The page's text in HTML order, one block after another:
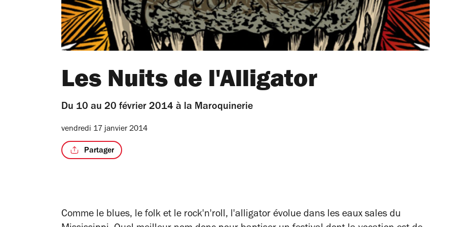
Les Nuits de l'Alligator
Du 10 au 20 février 2014 à la Maroquinerie
vendredi 17 janvier 2014
Partager
Comme le blues, le folk et le rock'n'roll, l'alligator évolue dans les eaux sales du